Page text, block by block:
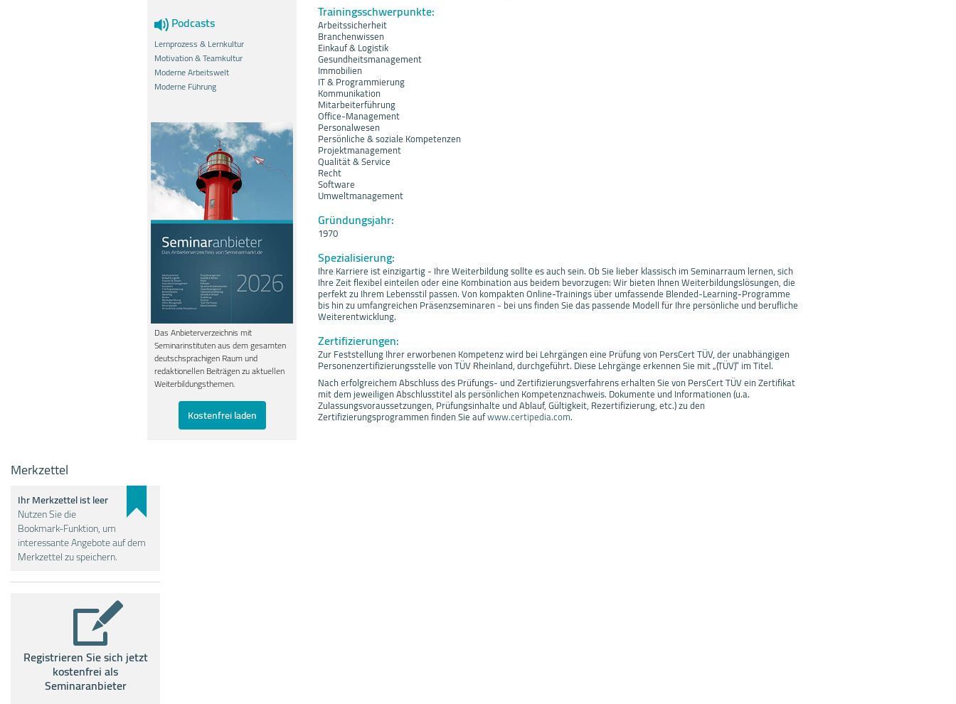
Podcasts
Lernprozess & Lernkultur
Motivation & Teamkultur
Moderne Arbeitswelt
Moderne Führung
Das Anbieterverzeichnis mit
Seminarinstituten aus dem gesamten
deutschsprachigen Raum und
redaktionellen Beiträgen zu aktuellen
Weiterbildungsthemen.
Kostenfrei laden
Trainingsschwerpunkte:
Arbeitssicherheit
Branchenwissen
Einkauf & Logistik
Gesundheitsmanagement
Immobilien
IT & Programmierung
Kommunikation
Mitarbeiterführung
Office-Management
Personalwesen
Persönliche & soziale Kompetenzen
Projektmanagement
Qualität & Service
Recht
Software
Umweltmanagement
Gründungsjahr:
1970
Spezialisierung:
Ihre Karriere ist einzigartig - Ihre Weiterbildung sollte es auch sein. Ob Sie lieber klassisch im Seminarraum lernen, sich
Ihre Zeit flexibel einteilen oder eine Kombination aus beidem bevorzugen: Wir bieten Ihnen Weiterbildungslösungen, die
perfekt zu Ihrem Lebensstil passen. Von kompakten Online-Trainings über umfassende Blended-Learning-Programme
bis hin zu umfangreichen Präsenzseminaren - bei uns finden Sie das passende Modell für Ihre persönliche und berufliche
Weiterentwicklung.
Zertifizierungen:
Zur Feststellung Ihrer erworbenen Kompetenz wird bei Lehrgängen eine Prüfung von PersCert TÜV, der unabhängigen
Personenzertifizierungsstelle von TÜV Rheinland, durchgeführt. Diese Lehrgänge erkennen Sie mit „(TÜV)“ im Titel.
Nach erfolgreichem Abschluss des Prüfungs- und Zertifizierungsverfahrens erhalten Sie von PersCert TÜV ein Zertifikat
mit dem jeweiligen Abschlusstitel als persönlichen Kompetenznachweis. Dokumente und Informationen (u.a.
Zulassungsvoraussetzungen, Prüfungsinhalte und Ablauf, Gültigkeit, Rezertifizierung, etc.) zu den
Zertifizierungsprogrammen finden Sie aufwww.certipedia.com.
Merkzettel
Ihr Merkzettel ist leer
Nutzen Sie die
Bookmark-Funktion, um
interessante Angebote auf dem
Merkzettel zu speichern.
Registrieren Sie sich jetzt
kostenfrei als
Seminaranbieter